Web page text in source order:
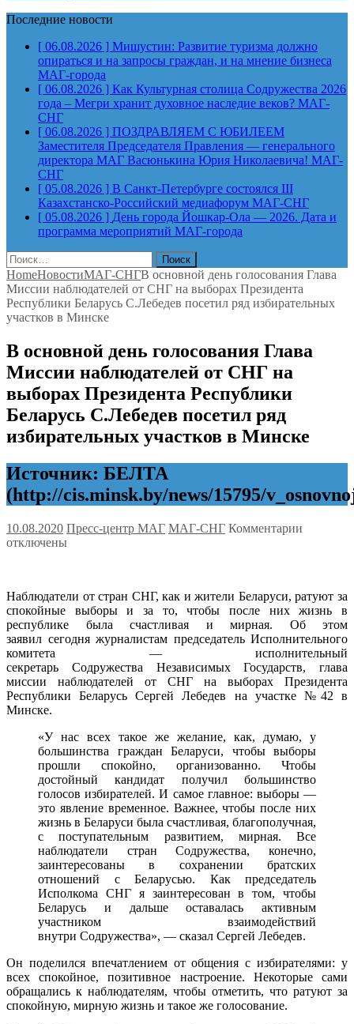
Последние новости
[ 06.08.2026 ] Мишустин: Развитие туризма должно
опираться и на запросы граждан, и на мнение бизнеса
МАГ-города
[ 06.08.2026 ] Как Культурная столица Содружества 2026
года – Мегри хранит духовное наследие веков? МАГ-
СНГ
[ 06.08.2026 ] ПОЗДРАВЛЯЕМ С ЮБИЛЕЕМ
Заместителя Председателя Правления — генерального
директора МАГ Васюнькина Юрия Николаевича! МАГ-
СНГ
[ 05.08.2026 ] В Санкт-Петербурге состоялся III
Казахстанско-Российский медиафорум МАГ-СНГ
[ 05.08.2026 ] День города Йошкар-Ола — 2026. Дата и
программа мероприятий МАГ-города
Найти:
HomeНовостиМАГ-СНГВ основной день голосования Глава
Миссии наблюдателей от СНГ на выборах Президента
Республики Беларусь С.Лебедев посетил ряд избирательных
участков в Минске
В основной день голосования Глава
Миссии наблюдателей от СНГ на
выборах Президента Республики
Беларусь С.Лебедев посетил ряд
избирательных участков в Минске
Источник: БЕЛТА
(http://cis.minsk.by/news/15795/
10.08.2020 Пресс-центр МАГ МАГ-СНГ Комментарии
Глава
Миссии
от
СНГ
на
выборах
Беларусь
посетил
ряд
участков
в
Минске
отключены
Наблюдатели от стран СНГ, как и жители Беларуси, ратуют за
спокойные выборы и за то, чтобы после них жизнь в
республике была счастливая и мирная. Об этом
заявил сегодня журналистам председатель Исполнительного
комитета — исполнительный
секретарь Содружества Независимых Государств, глава
миссии наблюдателей от СНГ на выборах Президента
Республики Беларусь Сергей Лебедев на участке №42 в
Минске.
«У нас всех такое же желание, как, думаю, у
большинства граждан Беларуси, чтобы выборы
прошли спокойно, организованно. Чтобы
достойный кандидат получил большинство
голосов избирателей. И самое главное: выборы —
это явление временное. Важнее, чтобы после них
жизнь в Беларуси была счастливая, благополучная,
с поступательным развитием, мирная. Все
наблюдатели стран Содружества, конечно,
заинтересованы в сохранении братских
отношений с Беларусью. Как председатель
Исполкома СНГ я заинтересован в том, чтобы
Беларусь и дальше оставалась активным
участником взаимодействий
внутри Содружества», — сказал Сергей Лебедев.
Он поделился впечатлением от общения с избирателями: у
всех спокойное, позитивное настроение. Некоторые сами
обращались к наблюдателям, чтобы отметить, что ратуют за
спокойную, мирную жизнь и такое же голосование.